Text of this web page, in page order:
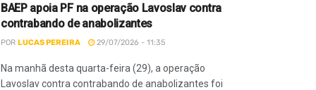
BAEP apoia PF na operação Lavoslav contra
contrabando de anabolizantes
POR LUCAS PEREIRA 29/07/2026 - 11:35
Na manhã desta quarta-feira (29), a operação
Lavoslav contra contrabando de anabolizantes foi